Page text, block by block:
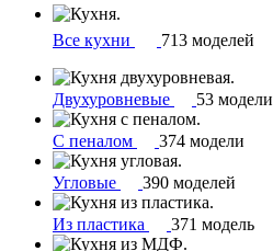
Все кухни 713 моделей
Двухуровневые 53 модели
С пеналом 374 модели
Угловые 390 моделей
Из пластика 371 модель